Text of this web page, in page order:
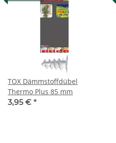
TOX Dämmstoffdübel
Thermo Plus 85 mm
3,95 € *